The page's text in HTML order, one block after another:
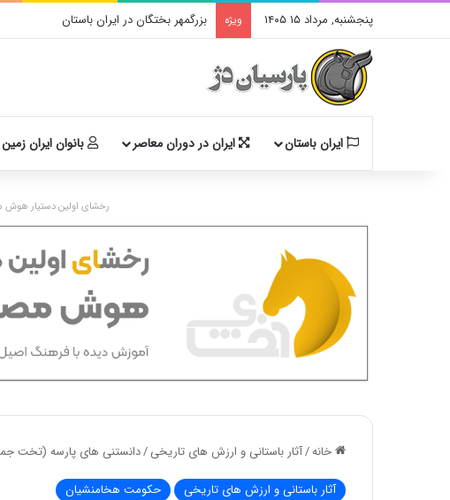
پنجشنبه, مرداد ۱۵ ۱۴۰۵ ویژه بزرگمهر بختگان در ایران باستان
ایران باستان ایران در دوران معاصر بانوان ایران زمین
رخشای اولین دستیار هوش
خانه/آثار باستانی و ارزش های تاریخی/دانستنی های پارسه (تخت
آثار باستانی و ارزش های تاریخی حکومت هخامنشیان